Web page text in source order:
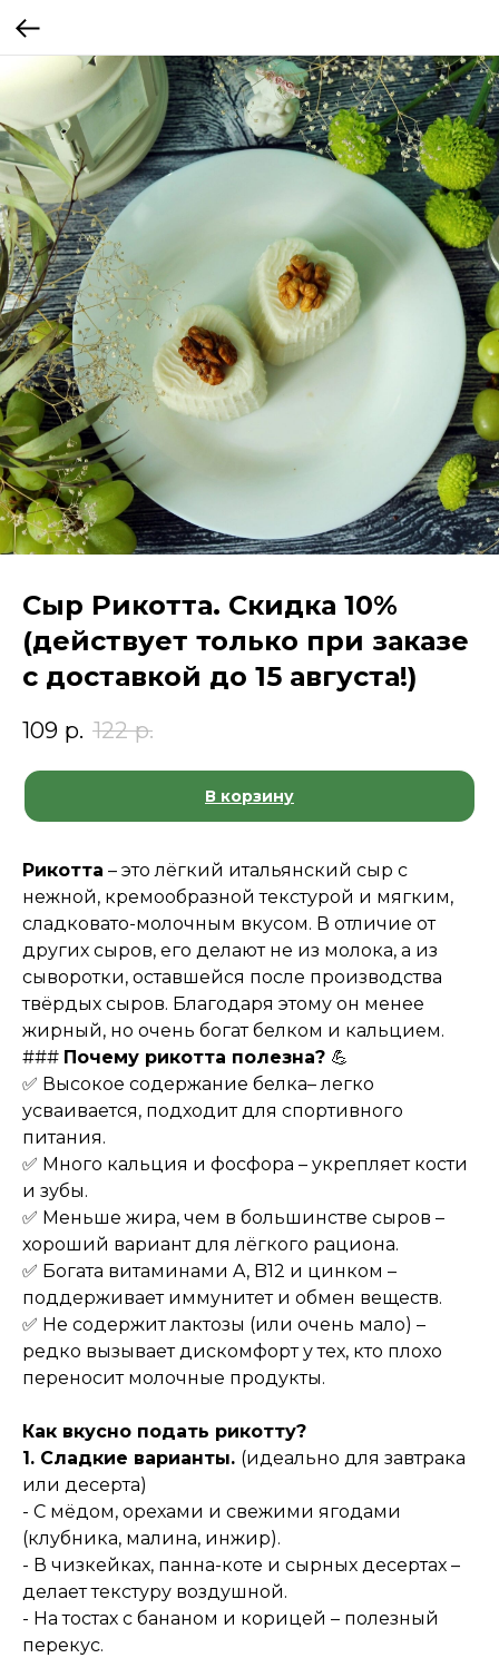
Сыр Рикотта. Скидка 10%
(действует только при заказе
с доставкой до 15 августа!)
109 р. 122 р.
В корзину
Рикотта – это лёгкий итальянский сыр с
нежной, кремообразной текстурой и мягким,
сладковато-молочным вкусом. В отличие от
других сыров, его делают не из молока, а из
сыворотки, оставшейся после производства
твёрдых сыров. Благодаря этому он менее
жирный, но очень богат белком и кальцием.
### Почему рикотта полезна? 💪
✅ Высокое содержание белка– легко
усваивается, подходит для спортивного
питания.
✅ Много кальция и фосфора – укрепляет кости
и зубы.
✅ Меньше жира, чем в большинстве сыров –
хороший вариант для лёгкого рациона.
✅ Богата витаминами A, B12 и цинком –
поддерживает иммунитет и обмен веществ.
✅ Не содержит лактозы (или очень мало) –
редко вызывает дискомфорт у тех, кто плохо
переносит молочные продукты.
Как вкусно подать рикотту?
1. Сладкие варианты. (идеально для завтрака
или десерта)
- С мёдом, орехами и свежими ягодами
(клубника, малина, инжир).
- В чизкейках, панна-коте и сырных десертах –
делает текстуру воздушной.
- На тостах с бананом и корицей – полезный
перекус.